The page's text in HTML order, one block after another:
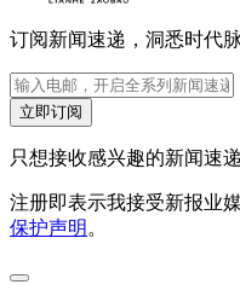
订阅新闻速递，洞悉时代脉
立即订阅
只想接收感兴趣的新闻速
注册即表示我接受新报业
保护声明 。